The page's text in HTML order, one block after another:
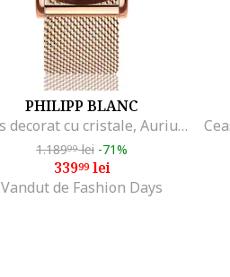
PHILIPP BLANC
Ceas decorat cu cristale, Auriu rose
1.18999lei -71%
33999lei
Vandut de Fashion Days